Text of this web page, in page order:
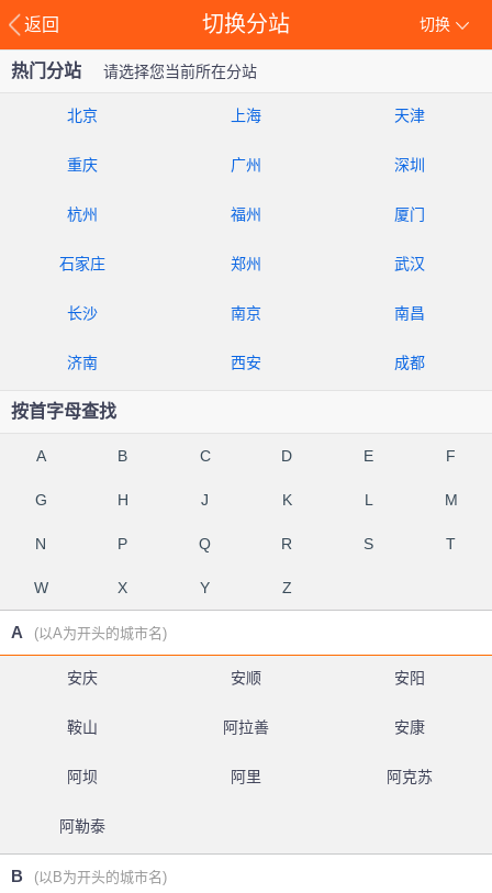
返回 切换
切换分站
热门分站 请选择您当前所在分站
北京 上海 天津
重庆 广州 深圳
杭州 福州 厦门
石家庄 郑州 武汉
长沙 南京 南昌
济南 西安 成都
按首字母查找
A B C D E F
G H J K L M
N P Q R S T
W X Y Z
A (以A为开头的城市名)
安庆 安顺 安阳
鞍山 阿拉善 安康
阿坝 阿里 阿克苏
阿勒泰
B (以B为开头的城市名)